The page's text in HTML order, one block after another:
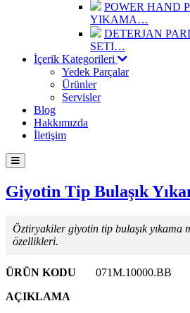
POWER HAND
YIKAMA…
DETERJAN
SETI…
İçerik Kategorileri
Yedek Parçalar
Ürünler
Servisler
Blog
Hakkımızda
İletişim
Giyotin Tip Bulaşık
Öztiryakiler giyotin tip bulaşık yıkama
özellikleri.
ÜRÜN KODU
071M.10000.BB
AÇIKLAMA